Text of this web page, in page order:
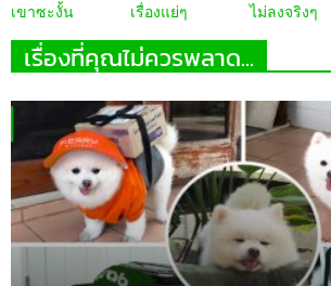
เขาซะงั้น เรื่องแย่ๆ ไม่ลงจริงๆ
เรื่องที่คุณไม่ควรพลาด...